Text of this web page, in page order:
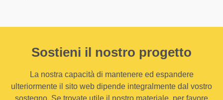
Sostieni il nostro progetto
La nostra capacità di mantenere ed espandere
ulteriormente il sito web dipende integralmente dal vostro
sostegno. Se trovate utile il nostro materiale, per favore